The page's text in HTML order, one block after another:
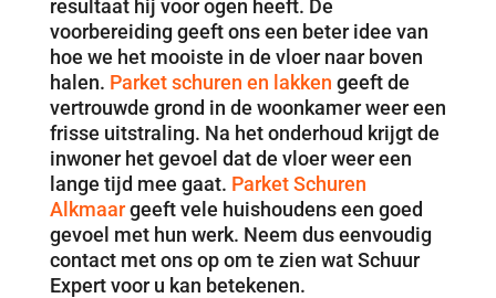
resultaat hij voor ogen heeft. De
voorbereiding geeft ons een beter idee van
hoe we het mooiste in de vloer naar boven
halen. Parket schuren en lakken geeft de
vertrouwde grond in de woonkamer weer een
frisse uitstraling. Na het onderhoud krijgt de
inwoner het gevoel dat de vloer weer een
lange tijd mee gaat. Parket Schuren
Alkmaargeeft vele huishoudens een goed
gevoel met hun werk. Neem dus eenvoudig
contact met ons op om te zien wat Schuur
Expert voor u kan betekenen.